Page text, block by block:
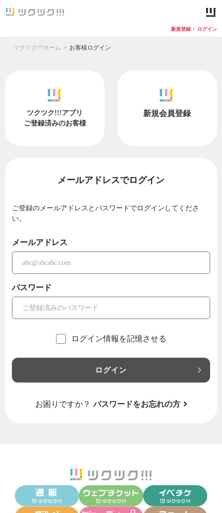
新規登録 / ログイン
ツクツク!!!ホーム お客様ログイン
ツクツク!!!アプリ
ご登録済みのお客様
新規会員登録
メールアドレスでログイン
ご登録のメールアドレスとパスワードでログインしてくださ
い。
メールアドレス
パスワード
ログイン情報を記憶させる
ログイン
お困りですか？ パスワードをお忘れの方